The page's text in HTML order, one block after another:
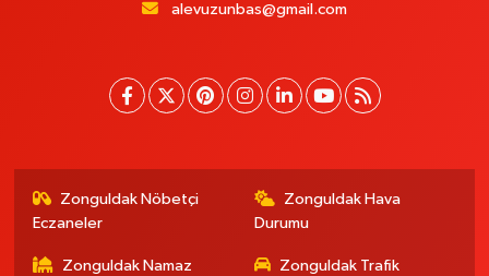
alevuzunbas@gmail.com
Zonguldak Nöbetçi
Eczaneler
Zonguldak Hava
Durumu
Zonguldak Namaz
Zonguldak Trafik